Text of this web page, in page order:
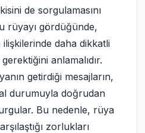
de sorgulamasını
rüyayı gördüğünde,
daha dikkatli
anlamalıdır.
getirdiği mesajların,
durumuyla doğrudan
Bu nedenle, rüya
zorlukları